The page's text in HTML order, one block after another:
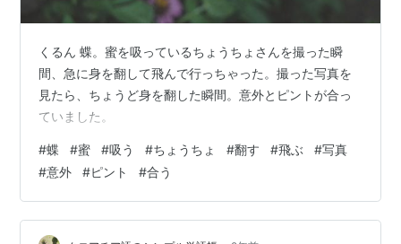
くるん 蝶。蜜を吸っているちょうちょさんを撮った瞬
間、急に身を翻して飛んで行っちゃった。撮った写真を
見たら、ちょうど身を翻した瞬間。意外とピントが合っ
ていました。
#蝶 #蜜 #吸う #ちょうちょ #翻す #飛ぶ #写真
#意外 #ピント #合う